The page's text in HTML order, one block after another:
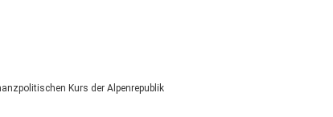
Kurs der Alpenrepublik